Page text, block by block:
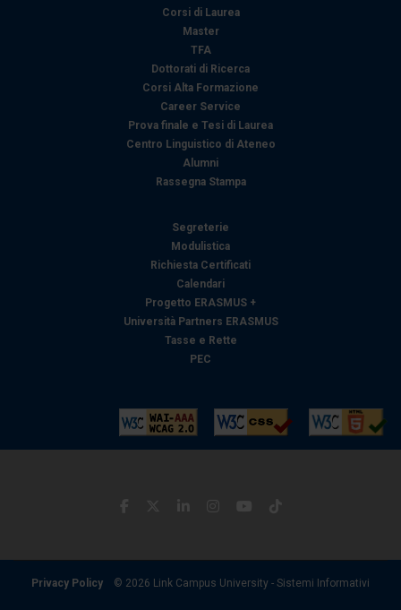
Corsi di Laurea
Master
TFA
Dottorati di Ricerca
Corsi Alta Formazione
Career Service
Prova finale e Tesi di Laurea
Centro Linguistico di Ateneo
Alumni
Rassegna Stampa
Segreterie
Modulistica
Richiesta Certificati
Calendari
Progetto ERASMUS +
Università Partners ERASMUS
Tasse e Rette
PEC
Privacy Policy © 2026 Link Campus University - Sistemi Informativi